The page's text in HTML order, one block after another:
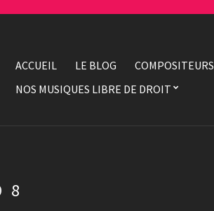
ACCUEIL LE BLOG COMPOSITEURS
NOS MUSIQUES LIBRE DE DROIT
8